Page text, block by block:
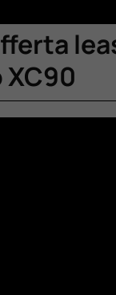
XC90